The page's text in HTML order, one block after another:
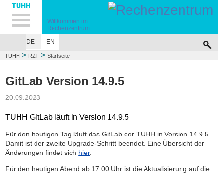
Hauptnavigation
Unternavigation
Inhalt
Suche
Willkommen im
Rechenzentrum
DE
EN
TUHH > RZT > Startseite
GitLab Version 14.9.5
20.09.2023
TUHH GitLab läuft in Version 14.9.5
Für den heutigen Tag läuft das GitLab der TUHH in Version 14.9.5.
Damit ist der zweite Upgrade-Schritt beendet. Eine Übersicht der
Änderungen findet sich hier.
Für den heutigen Abend ab 17:00 Uhr ist die Aktualisierung auf die